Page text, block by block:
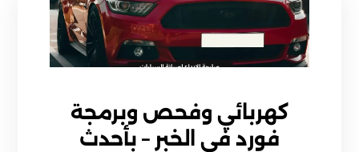
كهربائي وفحص وبرمجة
فورد في الخبر – بأحدث